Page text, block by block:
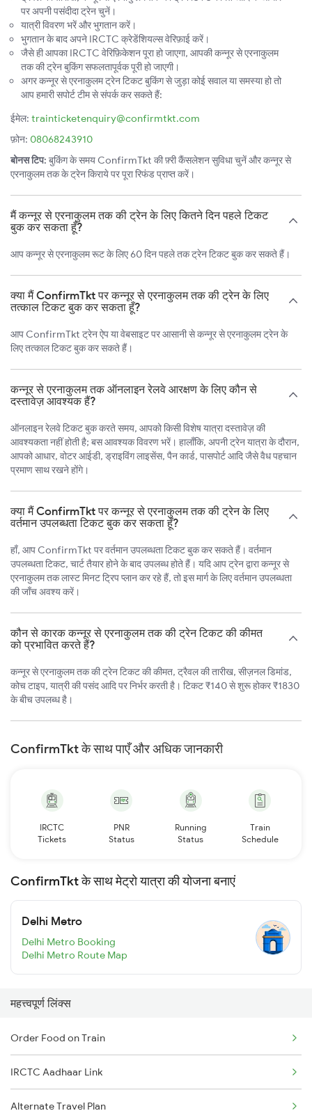
पर अपनी पसंदीदा ट्रेन चुनें।
यात्री विवरण भरें और भुगतान करें।
भुगतान के बाद अपने IRCTC क्रेडेंशियल्स वेरिफ़ाई करें।
जैसे ही आपका IRCTC वेरिफ़िकेशन पूरा हो जाएगा, आपकी कन्नूर से एरनाकुलम
तक की ट्रेन बुकिंग सफलतापूर्वक पूरी हो जाएगी।
अगर कन्नूर से एरनाकुलम ट्रेन टिकट बुकिंग से जुड़ा कोई सवाल या समस्या हो तो
आप हमारी सपोर्ट टीम से संपर्क कर सकते हैं:
ईमेल: trainticketenquiry@confirmtkt.com
फ़ोन: 08068243910
बोनस टिप: बुकिंग के समय ConfirmTkt की फ़्री कैंसलेशन सुविधा चुनें और कन्नूर से
एरनाकुलम तक के ट्रेन किराये पर पूरा रिफंड प्राप्त करें।
मैं कन्नूर से एरनाकुलम तक की ट्रेन के लिए कितने दिन पहले टिकट
बुक कर सकता हूँ?
आप कन्नूर से एरनाकुलम रूट के लिए 60 दिन पहले तक ट्रेन टिकट बुक कर सकते हैं।
क्या मैं ConfirmTkt पर कन्नूर से एरनाकुलम तक की ट्रेन के लिए
तत्काल टिकट बुक कर सकता हूँ?
आप ConfirmTkt ट्रेन ऐप या वेबसाइट पर आसानी से कन्नूर से एरनाकुलम ट्रेन के
लिए तत्काल टिकट बुक कर सकते हैं।
कन्नूर से एरनाकुलम तक ऑनलाइन रेलवे आरक्षण के लिए कौन से
दस्तावेज़ आवश्यक हैं?
ऑनलाइन रेलवे टिकट बुक करते समय, आपको किसी विशेष यात्रा दस्तावेज़ की
आवश्यकता नहीं होती है; बस आवश्यक विवरण भरें। हालाँकि, अपनी ट्रेन यात्रा के दौरान,
आपको आधार, वोटर आईडी, ड्राइविंग लाइसेंस, पैन कार्ड, पासपोर्ट आदि जैसे वैध पहचान
प्रमाण साथ रखने होंगे।
क्या मैं ConfirmTkt पर कन्नूर से एरनाकुलम तक की ट्रेन के लिए
वर्तमान उपलब्धता टिकट बुक कर सकता हूँ?
हाँ, आप ConfirmTkt पर वर्तमान उपलब्धता टिकट बुक कर सकते हैं। वर्तमान
उपलब्धता टिकट, चार्ट तैयार होने के बाद उपलब्ध होते हैं। यदि आप ट्रेन द्वारा कन्नूर से
एरनाकुलम तक लास्ट मिनट ट्रिप प्लान कर रहे हैं, तो इस मार्ग के लिए वर्तमान उपलब्धता
की जाँच अवश्य करें।
कौन से कारक कन्नूर से एरनाकुलम तक की ट्रेन टिकट की कीमत
को प्रभावित करते हैं?
कन्नूर से एरनाकुलम तक की ट्रेन टिकट की कीमत, ट्रैवल की तारीख, सीज़नल डिमांड,
कोच टाइप, यात्री की पसंद आदि पर निर्भर करती है। टिकट ₹140 से शुरू होकर ₹1830
के बीच उपलब्ध है।
ConfirmTkt के साथ पाएँ और अधिक जानकारी
IRCTC
Tickets
PNR
Status
Running
Status
Train
Schedule
ConfirmTkt के साथ मेट्रो यात्रा की योजना बनाएं
Delhi Metro
Delhi Metro Booking
Delhi Metro Route Map
महत्त्वपूर्ण लिंक्स
Order Food on Train
IRCTC Aadhaar Link
Alternate Travel Plan